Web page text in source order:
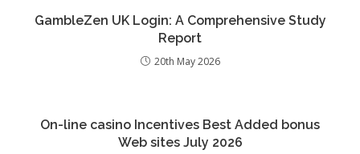
GambleZen UK Login: A Comprehensive Study
Report
20th May 2026
On-line casino Incentives Best Added bonus
Web sites July 2026